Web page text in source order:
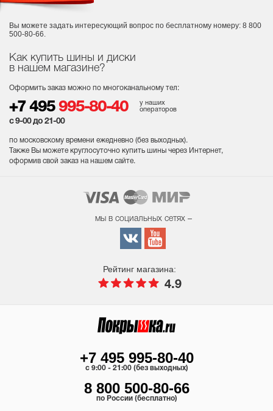
Как купить шины и диски
в нашем магазине?
Оформить заказ можно по многоканальному тел:
+7 495 995-80-40
у наших
операторов
с 9-00 до 21-00
по московскому времени ежедневно (без выходных).
Также Вы можете круглосуточно купить шины через Интернет,
оформив свой заказ на нашем сайте.
Вы можете задать интересующий вопрос по бесплатному номеру: 8 800
500-80-66.
мы в социальных сетях –
Рейтинг магазина:
4.9
+7 495 995-80-40
c 9:00 - 21:00 (без выходных)
8 800 500-80-66
по России (бесплатно)